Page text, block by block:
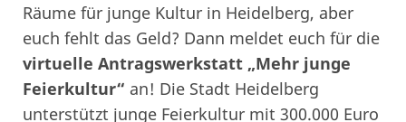
Räume für junge Kultur in Heidelberg, aber
euch fehlt das Geld? Dann meldet euch für die
virtuelle Antragswerkstatt „Mehr junge
Feierkultur“ an! Die Stadt Heidelberg
unterstützt junge Feierkultur mit 300.000 Euro